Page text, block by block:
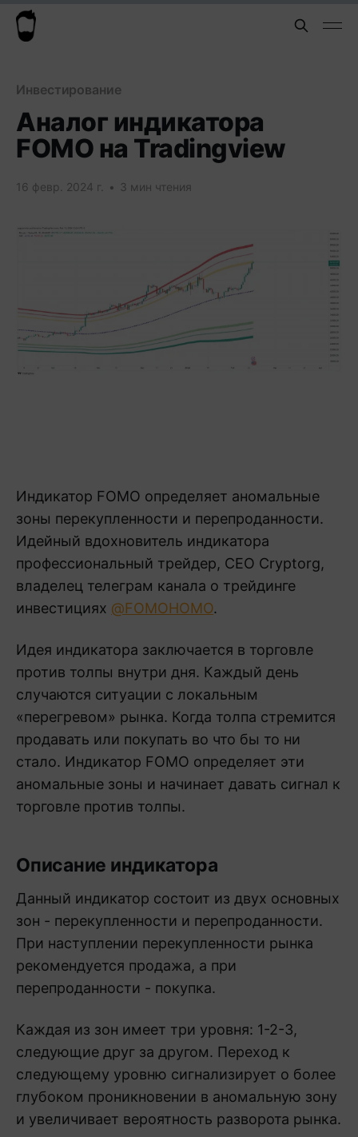
Инвестирование
Аналог индикатора
FOMO на Tradingview
16 февр. 2024 г. • 3 мин чтения
Индикатор FOMO определяет аномальные
зоны перекупленности и перепроданности.
Идейный вдохновитель индикатора
профессиональный трейдер, CEO Cryptorg,
владелец телеграм канала о трейдинге
инвестициях @FOMOHOMO.
Идея индикатора заключается в торговле
против толпы внутри дня. Каждый день
случаются ситуации с локальным
«перегревом» рынка. Когда толпа стремится
продавать или покупать во что бы то ни
стало. Индикатор FOMO определяет эти
аномальные зоны и начинает давать сигнал к
торговле против толпы.
Описание индикатора
Данный индикатор состоит из двух основных
зон - перекупленности и перепроданности.
При наступлении перекупленности рынка
рекомендуется продажа, а при
перепроданности - покупка.
Каждая из зон имеет три уровня: 1-2-3,
следующие друг за другом. Переход к
следующему уровню сигнализирует о более
глубоком проникновении в аномальную зону
и увеличивает вероятность разворота рынка.